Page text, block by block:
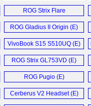
Mouse (E)
ROG Strix Flare
Keyboard (E)
ROG Gladius II Origin (E)
VivoBook S15 S510UQ (E)
ROG Strix GL753VD (E)
ROG Pugio (E)
Cerberus V2 Headset (E)